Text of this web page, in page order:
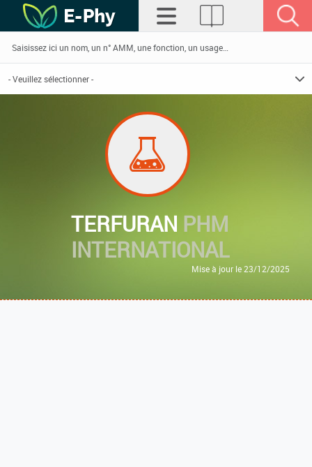
TERFURAN PHM
INTERNATIONAL
Mise à jour le 23/12/2025